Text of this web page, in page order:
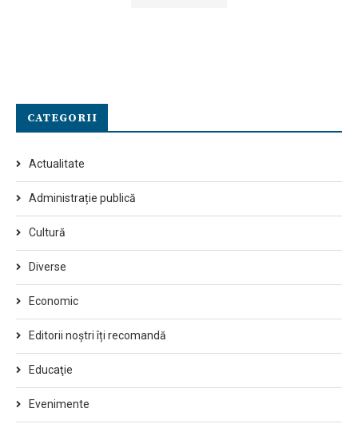
CATEGORII
Actualitate
Administrație publică
Cultură
Diverse
Economic
Editorii noștri îți recomandă
Educaţie
Evenimente